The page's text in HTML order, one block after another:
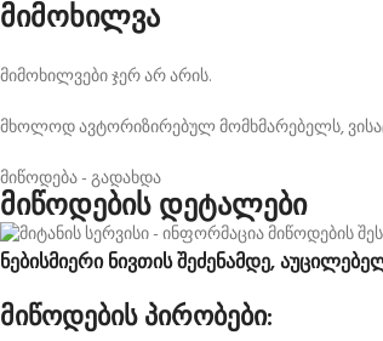
მიმოხილვა
მიმოხილვები ჯერ არ არის.
მხოლოდ ავტორიზირებულ მომხმარებელს,
მიწოდება - გადახდა
მიწოდების დეტალები
ნებისმიერი ნივთის შეძენამდე,
მიწოდების პირობები: